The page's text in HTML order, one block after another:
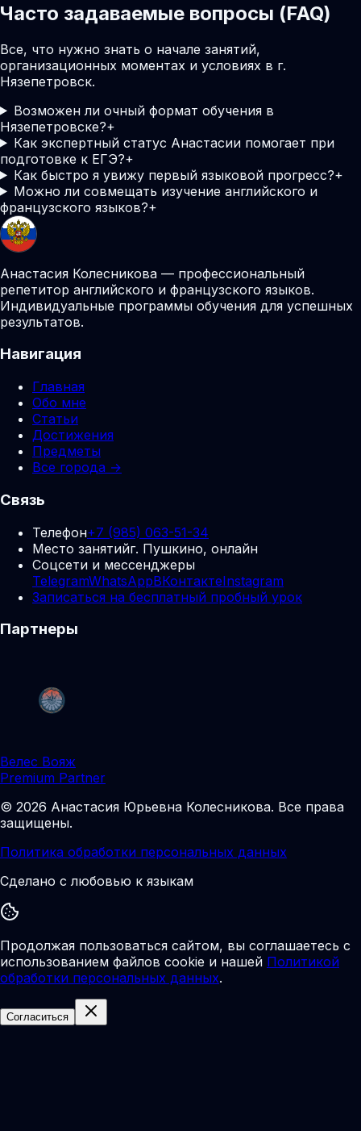
Часто задаваемые вопросы (FAQ)
Все, что нужно знать о начале занятий,
организационных моментах и условиях в г.
Нязепетровск.
Возможен ли очный формат обучения в
Нязепетровске?+
Как экспертный статус Анастасии помогает при
подготовке к ЕГЭ?+
Как быстро я увижу первый языковой прогресс?+
Можно ли совмещать изучение английского и
французского языков?+
Анастасия Колесникова — профессиональный
репетитор английского и французского языков.
Индивидуальные программы обучения для успешных
результатов.
Навигация
Главная
Обо мне
Статьи
Достижения
Предметы
Все города →
Связь
Телефон+7 (985) 063-51-34
Место занятийг. Пушкино, онлайн
Соцсети и мессенджеры
TelegramWhatsAppВКонтактеInstagram
Записаться на бесплатный пробный урок
Партнеры
Велес Вояж
Premium Partner
© 2026 Анастасия Юрьевна Колесникова. Все права
защищены.
Политика обработки персональных данных
Сделано с любовью к языкам
Продолжая пользоваться сайтом, вы соглашаетесь с
использованием файлов cookie и нашей Политикой
обработки персональных данных.
Согласиться